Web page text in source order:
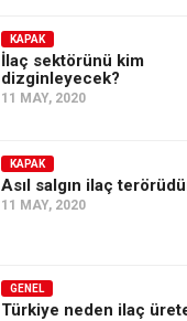
KAPAK
İlaç sektörünü kim
dizginleyecek?
11 MAY, 2020
KAPAK
Asıl salgın ilaç
11 MAY, 2020
GENEL
Türkiye neden ilaç